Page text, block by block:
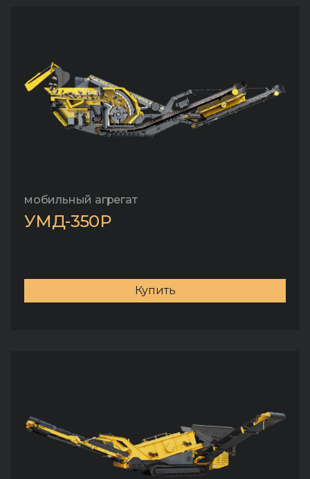
мобильный агрегат
УМД-350Р
Купить